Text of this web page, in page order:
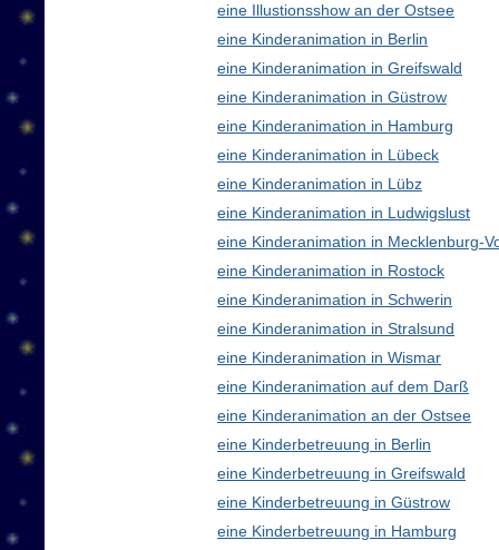
eine Illustionsshow an der Ostsee
eine Kinderanimation in Berlin
eine Kinderanimation in Greifswald
eine Kinderanimation in Güstrow
eine Kinderanimation in Hamburg
eine Kinderanimation in Lübeck
eine Kinderanimation in Lübz
eine Kinderanimation in Ludwigslust
eine Kinderanimation in Mecklenburg-
eine Kinderanimation in Rostock
eine Kinderanimation in Schwerin
eine Kinderanimation in Stralsund
eine Kinderanimation in Wismar
eine Kinderanimation auf dem Darß
eine Kinderanimation an der Ostsee
eine Kinderbetreuung in Berlin
eine Kinderbetreuung in Greifswald
eine Kinderbetreuung in Güstrow
eine Kinderbetreuung in Hamburg